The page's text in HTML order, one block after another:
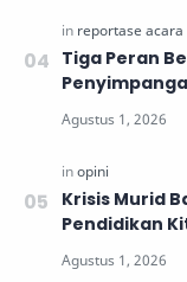
Tiga Peran
Krisis Murid
Pendidikan